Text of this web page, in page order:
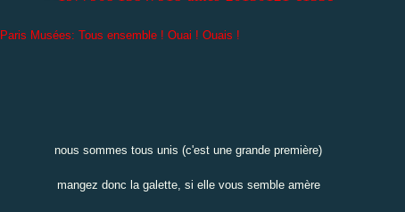
Paris Musées: Tous ensemble ! Ouai ! Ouais !
nous sommes tous unis (c'est une grande première)
mangez donc la galette, si elle vous semble amère